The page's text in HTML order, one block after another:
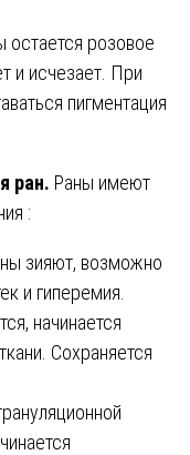
розовое
и исчезает. При
пигментация
ран. Раны имеют
:
зияют, возможно
и гиперемия.
начинается
Сохраняется